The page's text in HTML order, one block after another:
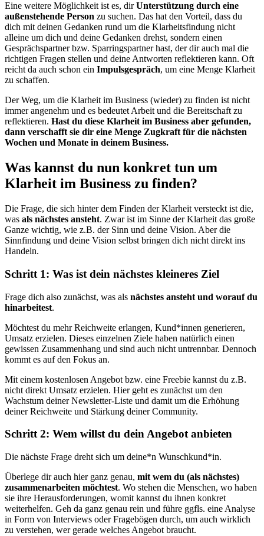
Eine weitere Möglichkeit ist es, dirUnterstützung durch eine
außenstehende Person zu suchen. Das hat den Vorteil, dass du
dich mit deinen Gedanken rund um die Klarheitsfindung nicht
alleine um dich und deine Gedanken drehst, sondern einen
Gesprächspartner bzw. Sparringspartner hast, der dir auch mal die
richtigen Fragen stellen und deine Antworten reflektieren kann. Oft
reicht da auch schon ein Impulsgespräch, um eine Menge Klarheit
zu schaffen.
Der Weg, um die Klarheit im Business (wieder) zu finden ist nicht
immer angenehm und es bedeutet Arbeit und die Bereitschaft zu
reflektieren. Hast du diese Klarheit im Business aber gefunden,
dann verschafft sie dir eine Menge Zugkraft für die nächsten
Wochen und Monate in deinem Business.
Was kannst du nun konkret tun um
Klarheit im Business zu finden?
Die Frage, die sich hinter dem Finden der Klarheit versteckt ist die,
was als nächstes ansteht. Zwar ist im Sinne der Klarheit das große
Ganze wichtig, wie z.B. der Sinn und deine Vision. Aber die
Sinnfindung und deine Vision selbst bringen dich nicht direkt ins
Handeln.
Schritt 1: Was ist dein nächstes kleineres Ziel
Frage dich also zunächst, was als nächstes ansteht und worauf du
hinarbeitest.
Möchtest du mehr Reichweite erlangen, Kund*innen generieren,
Umsatz erzielen. Dieses einzelnen Ziele haben natürlich einen
gewissen Zusammenhang und sind auch nicht untrennbar. Dennoch
kommt es auf den Fokus an.
Mit einem kostenlosen Angebot bzw. eine Freebie kannst du z.B.
nicht direkt Umsatz erzielen. Hier geht es zunächst um den
Wachstum deiner Newsletter-Liste und damit um die Erhöhung
deiner Reichweite und Stärkung deiner Community.
Schritt 2: Wem willst du dein Angebot anbieten
Die nächste Frage dreht sich um deine*n Wunschkund*in.
Überlege dir auch hier ganz genau, mit wem du (als nächstes)
zusammenarbeiten möchtest. Wo stehen die Menschen, wo haben
sie ihre Herausforderungen, womit kannst du ihnen konkret
weiterhelfen. Geh da ganz genau rein und führe ggfls. eine Analyse
in Form von Interviews oder Fragebögen durch, um auch wirklich
zu verstehen, wer gerade welches Angebot braucht.